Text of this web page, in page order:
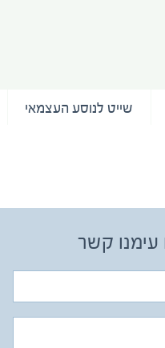
שייט לנוסע העצמאי
עימנו קשר